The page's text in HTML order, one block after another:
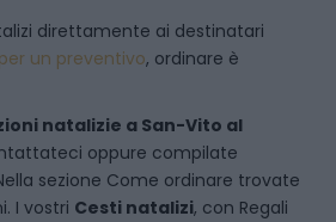
direttamente ai destinatari
un preventivo, ordinare è
natalizie a San-Vito al
oppure compilate
sezione Come ordinare trovate
I vostri Cesti natalizi, con Regali